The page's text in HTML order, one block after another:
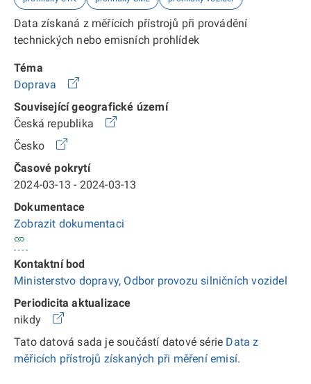
Data získaná z měřících přístrojů při provádění
technických nebo emisních prohlídek
Téma
Doprava
Související geografické území
Česká republika
Česko
Časové pokrytí
2024-03-13 - 2024-03-13
Dokumentace
Zobrazit dokumentaci
Kontaktní bod
Ministerstvo dopravy, Odbor provozu silničních vozidel
Periodicita aktualizace
nikdy
Tato datová sada je součástí datové série Data z
měřicích přístrojů získaných při měření emisí.